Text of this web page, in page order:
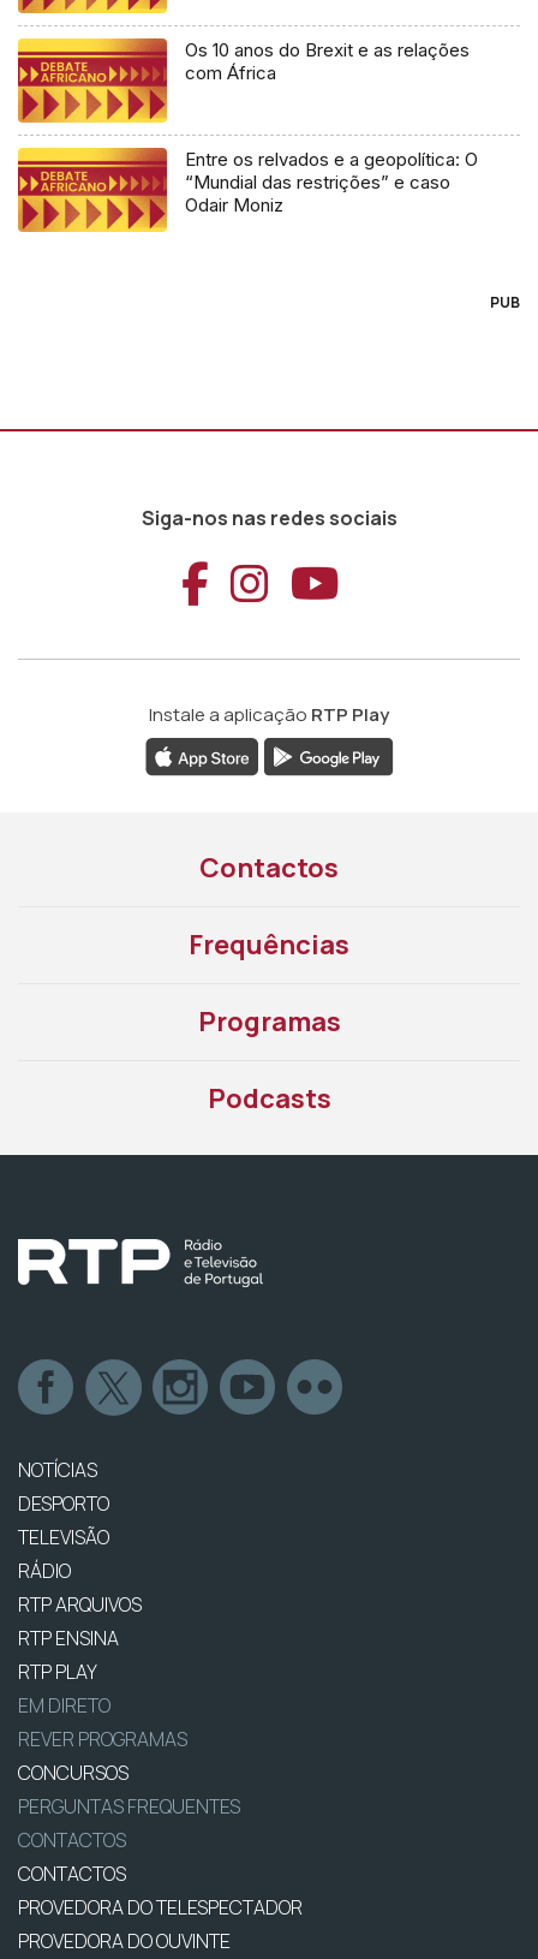
Os 10 anos do Brexit e as relações
com África
Entre os relvados e a geopolítica: O
“Mundial das restrições” e caso
Odair Moniz
PUB
Siga-nos nas redes sociais
Aceder ao
Aceder ao
Aceder
Instale a aplicação RTP Play
Contactos
Frequências
Programas
Podcasts
NOTÍCIAS
DESPORTO
TELEVISÃO
RÁDIO
RTP ARQUIVOS
RTP ENSINA
RTP PLAY
EM DIRETO
REVER PROGRAMAS
CONCURSOS
PERGUNTAS FREQUENTES
CONTACTOS
CONTACTOS
PROVEDORA DO TELESPECTADOR
PROVEDORA DO OUVINTE